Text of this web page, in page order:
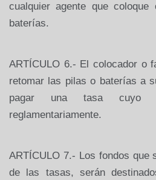
cualquier agente que
baterías.
ARTÍCULO 6.- El colocador o
retomar las pilas o baterías a
pagar
una tasa cuyo
reglamentariamente.
ARTÍCULO 7.- Los fondos que
de las tasas, serán